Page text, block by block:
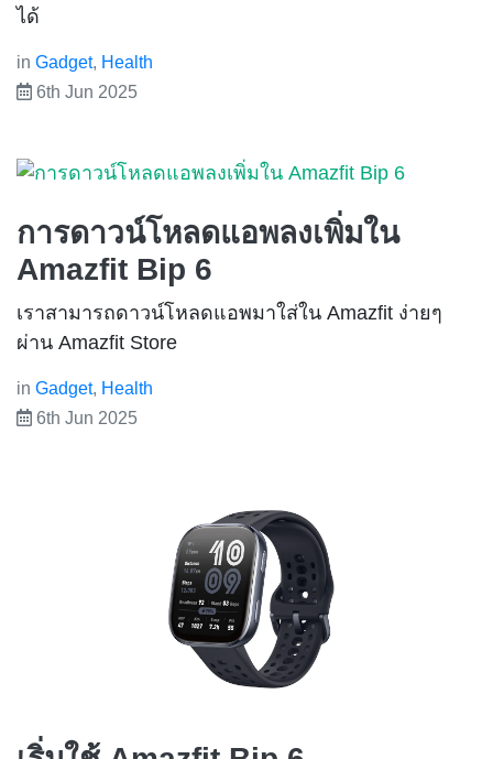
ได้
in Gadget, Health
6th Jun 2025
การดาวน์โหลดแอพลงเพิ่มใน
Amazfit Bip 6
เราสามารถดาวน์โหลดแอพมาใส่ใน Amazfit ง่ายๆ
ผ่าน Amazfit Store
in Gadget, Health
6th Jun 2025